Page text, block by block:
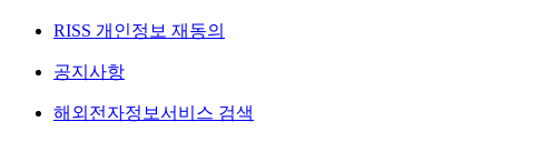
RISS 개인정보 재동의
공지사항
해외전자정보서비스 검색